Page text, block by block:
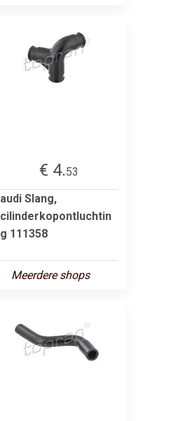
€ 4.53
audi Slang,
cilinderkopontluchtin
g 111358
Meerdere shops